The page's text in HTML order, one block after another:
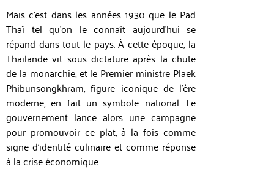
Mais c’est dans les années 1930 que le Pad
Thaï tel qu’on le connaît aujourd’hui se
répand dans tout le pays. À cette époque, la
Thaïlande vit sous dictature après la chute
de la monarchie, et le Premier ministre Plaek
Phibunsongkhram, figure iconique de l’ère
moderne, en fait un symbole national. Le
gouvernement lance alors une campagne
pour promouvoir ce plat, à la fois comme
signe d’identité culinaire et comme réponse
à la crise économique.